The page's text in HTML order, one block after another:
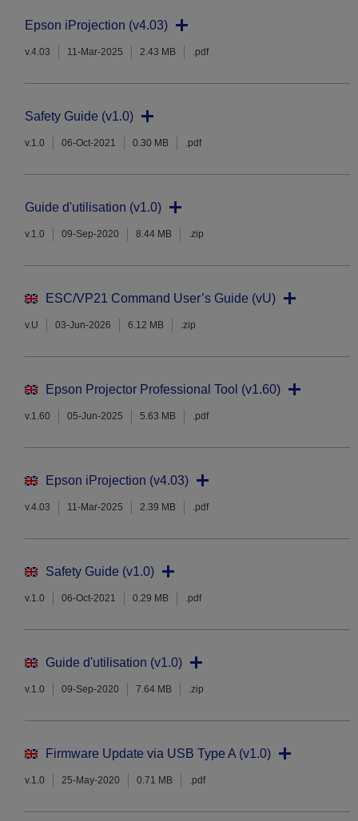
Epson iProjection (v4.03)
v.4.03 11-Mar-2025 2.43 MB .pdf
Safety Guide (v1.0)
v.1.0 06-Oct-2021 0.30 MB .pdf
Guide d'utilisation (v1.0)
v.1.0 09-Sep-2020 8.44 MB .zip
ESC/VP21 Command User’s Guide (vU)
v.U 03-Jun-2026 6.12 MB .zip
Epson Projector Professional Tool (v1.60)
v.1.60 05-Jun-2025 5.63 MB .pdf
Epson iProjection (v4.03)
v.4.03 11-Mar-2025 2.39 MB .pdf
Safety Guide (v1.0)
v.1.0 06-Oct-2021 0.29 MB .pdf
Guide d'utilisation (v1.0)
v.1.0 09-Sep-2020 7.64 MB .zip
Firmware Update via USB Type A (v1.0)
v.1.0 25-May-2020 0.71 MB .pdf